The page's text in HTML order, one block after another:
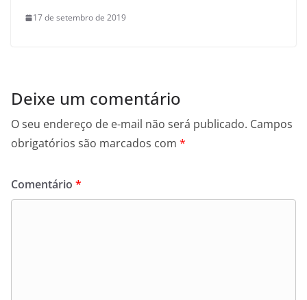
17 de setembro de 2019
Deixe um comentário
O seu endereço de e-mail não será publicado. Campos
obrigatórios são marcados com *
Comentário *